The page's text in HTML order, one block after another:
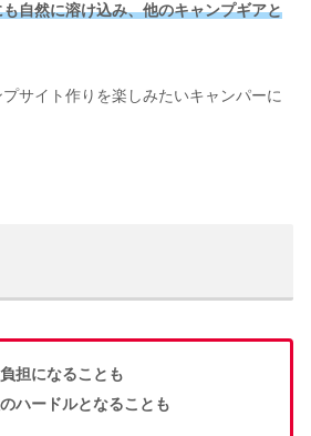
自然に溶け込み、他のキャンプギアと
サイト作りを楽しみたいキャンパーに
担になることも
ハードルとなることも